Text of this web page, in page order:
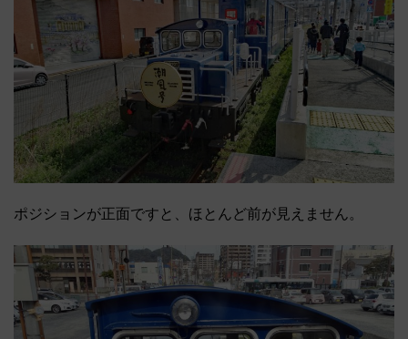
ポジションが正面ですと、ほとんど前が見えません。